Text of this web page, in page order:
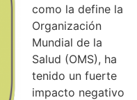
como la define la
Organización
Mundial de la
Salud (OMS), ha
tenido un fuerte
impacto negativo